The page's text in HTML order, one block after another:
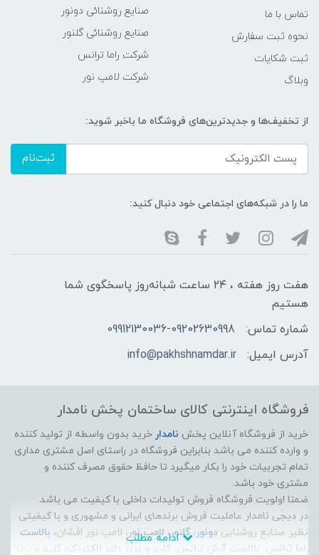
تماس با ما
نحوه ثبت سفارش
ثبت شکایات
وبلاگ
صنایع روشنائی دونور
صنایع روشنائی گلنور
شرکت راما ترانس
شرکت لامپ نور
از تخفیف‌ها و جدیدترین‌های فروشگاه ما باخبر شوید:
ثبت‌نام
ما را در شبکه‌های اجتماعی خود دنبال کنید:
هفت روز هفته ، ۲۴ ساعت شبانه‌روز پاسخگوی شما
هستیم
شماره تماس:
09912130036-09202630998
آدرس ایمیل:
info@pakhshnamdar.ir
فروشگاه اینترنتی کالای ساختمان پخش نامدار
خرید از فروشگاه آنلاین پخش نامدار خرید بدون واسطه از تولید کننده
و وارده کننده می باشد بنابراین فروشگاه در راستای اصل مشتری مداری
تمام تجربیات خود را بکار میگیرد تا حافظ حقوق مصرف کننده و
مشتری خود باشد.
ضمنا اولویت فروشگاه فروش تولیدات داخلی با کیفیت می باشد.
در دیجی نامدار عاملیت فروش برندهای ایرانی و مشهوری و با کیفیتی
نظیر صنایع روشنایی دونور ،گلنور، لامپ نور ، لامپ نور افشان، بالاست
راما ترانس بالاست آرش ترانس کلید و پریز دلند الکتریک کلید و پریز
ادامه مطلب